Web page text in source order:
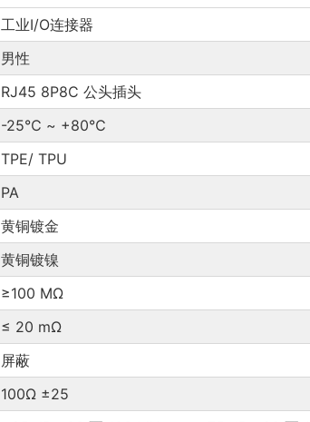
工业I/O连接器
男性
RJ45 8P8C 公头插头
-25℃ ~ +80℃
TPE/ TPU
PA
黄铜镀金
黄铜镀镍
≥100 MΩ
≤ 20 mΩ
屏蔽
100Ω ±25